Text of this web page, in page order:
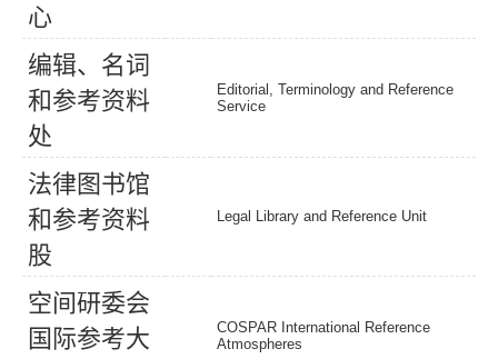
心
编辑、 名词
和参考资料
处
Editorial, Terminology and Reference
Service
法律图书馆
和参考资料
股
Legal Library and Reference Unit
空间研委会
国 际参考大
COSPAR International Reference
Atmospheres